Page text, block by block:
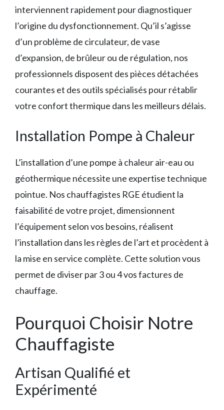
interviennent rapidement pour diagnostiquer
l’origine du dysfonctionnement. Qu’il s’agisse
d’un problème de circulateur, de vase
d’expansion, de brûleur ou de régulation, nos
professionnels disposent des pièces détachées
courantes et des outils spécialisés pour rétablir
votre confort thermique dans les meilleurs délais.
Installation Pompe à Chaleur
L’installation d’une pompe à chaleur air-eau ou
géothermique nécessite une expertise technique
pointue. Nos chauffagistes RGE étudient la
faisabilité de votre projet, dimensionnent
l’équipement selon vos besoins, réalisent
l’installation dans les règles de l’art et procèdent à
la mise en service complète. Cette solution vous
permet de diviser par 3 ou 4 vos factures de
chauffage.
Pourquoi Choisir Notre
Chauffagiste
Artisan Qualifié et
Expérimenté